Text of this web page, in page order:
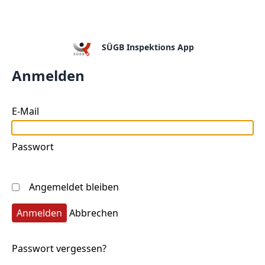
SÜGB Inspektions App
Anmelden
E-Mail
Passwort
Angemeldet bleiben
Abbrechen
Passwort vergessen?